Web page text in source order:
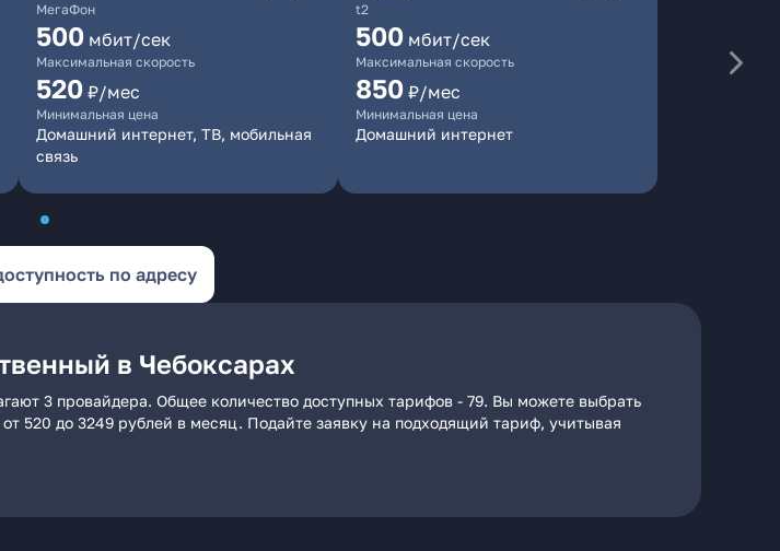
МегаФон
500 мбит/сек
Максимальная скорость
520 ₽/мес
Минимальная цена
Домашний интернет, ТВ, мобильная
связь
t2
500 мбит/сек
Максимальная скорость
850 ₽/мес
Минимальная цена
Домашний интернет
по адресу
в Чебоксарах
3 провайдера. Общее количество доступных тарифов - 79. Вы можете выбрать
520 до 3249 рублей в месяц. Подайте заявку на подходящий тариф, учитывая